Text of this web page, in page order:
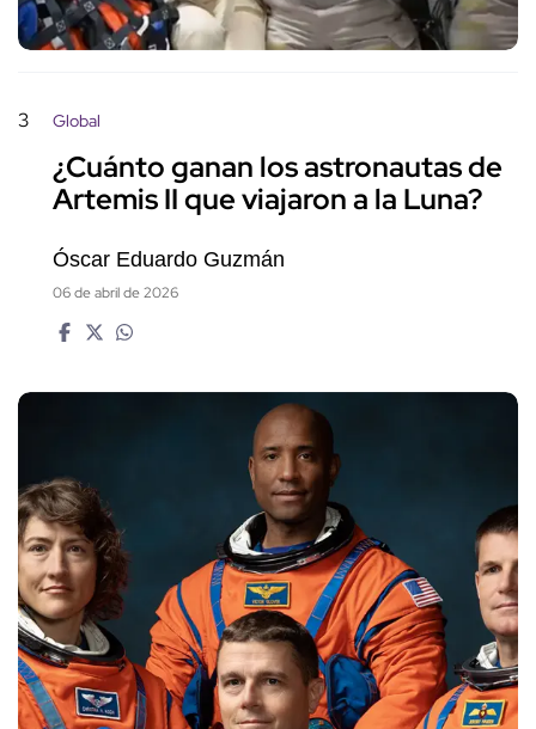
3 Global
¿Cuánto ganan los astronautas de
Artemis II que viajaron a la Luna?
Óscar Eduardo Guzmán
06 de abril de 2026